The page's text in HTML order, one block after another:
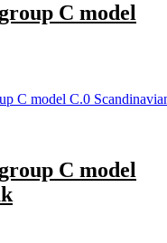
C model
C model